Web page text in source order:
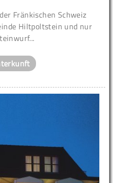
Fränkischen Schweiz
Hiltpoltstein und nur